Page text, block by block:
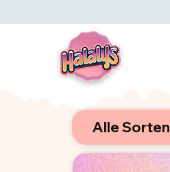
Alle Sorten